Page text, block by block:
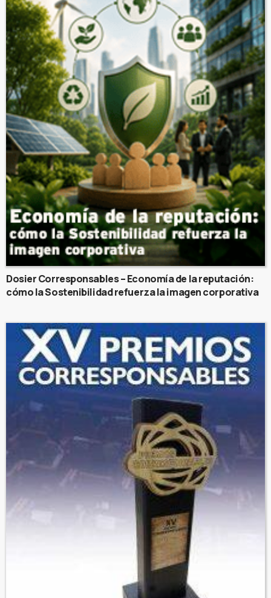
Dosier Corresponsables – Economía de la reputación:
cómo la Sostenibilidad refuerza la imagen corporativa